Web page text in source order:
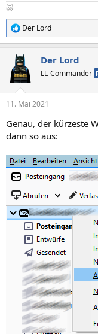
🐱
R
e
t
i
e
:
Der Lord
Der Lord
Lt. Commander
11. Mai 2021
Genau, der kürzeste
dann so aus: